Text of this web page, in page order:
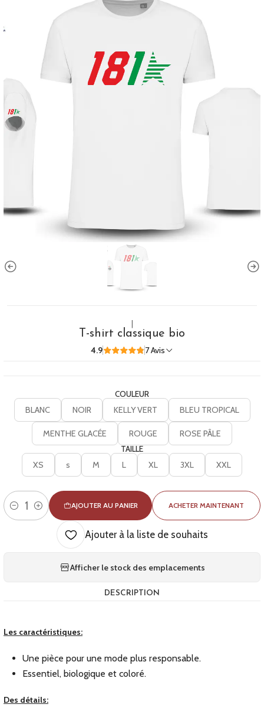
T-shirt classique bio
4.9 7 Avis
COULEUR
BLANC NOIR KELLY VERT BLEU TROPICAL
MENTHE GLACÉE ROUGE ROSE PÂLE
TAILLE
XS s M L XL 3XL XXL
Quantité
AJOUTER AU PANIER ACHETER MAINTENANT
Ajouter à la liste de souhaits
Afficher le stock des emplacements
DESCRIPTION
Les caractéristiques:
Une pièce pour une mode plus responsable.
Essentiel, biologique et coloré.
Des détails: